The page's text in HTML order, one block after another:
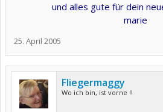
und alles gute für dein
marie
25. April 2005
Fliegermaggy
Wo ich bin, ist vorne !!